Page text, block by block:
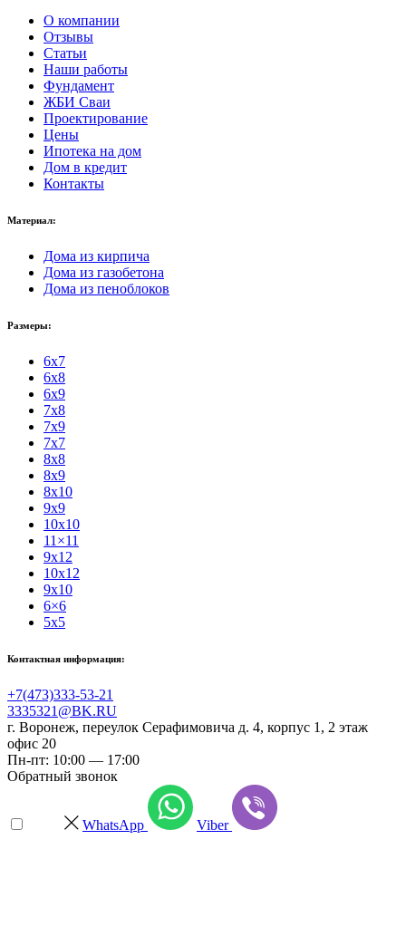
О компании
Отзывы
Статьи
Наши работы
Фундамент
ЖБИ Сваи
Проектирование
Цены
Ипотека на дом
Дом в кредит
Контакты
Материал:
Дома из кирпича
Дома из газобетона
Дома из пеноблоков
Размеры:
6x7
6x8
6x9
7x8
7x9
7x7
8x8
8x9
8x10
9x9
10x10
11×11
9x12
10x12
9x10
6×6
5x5
Контактная информация:
+7(473)333-53-21
3335321@BK.RU
г. Воронеж, переулок Серафимовича д. 4, корпус 1, 2 этаж
офис 20
Пн-пт: 10:00 — 17:00
Обратный звонок
WhatsApp Viber